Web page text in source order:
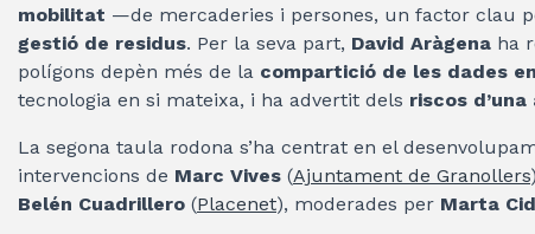
mobilitat —de mercaderies i persones, un factor clau
gestió de residus. Per la seva part, David Aràgena ha
polígons depèn més de la compartició de les dades
tecnologia en si mateixa, i ha advertit dels riscos
La segona taula rodona s’ha centrat en el
intervencions de Marc Vives (Ajuntament de Granollers
Belén Cuadrillero (Placenet), moderades per Marta Cid